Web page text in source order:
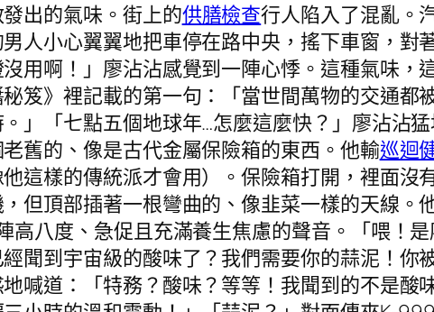
出的氣味。街上的供膳檢查行人陷入了混亂。
人小心翼翼地把車停在路中央，搖下車窗，對
用啊！」廖沾沾感覺到一陣心悸。這種氣味，
笈》裡記載的第一句：「當世間萬物的交通都
」「七點五個地球年…怎麼這麼快？」廖沾沾
舊的、像是古代金屬保險箱的東西。他輸巡迴
他這樣的傳統派才會用）。保險箱打開，裡面
但頂部插著一根彎曲的、像韭菜一樣的天線。
高八度、急促且充滿養生焦慮的聲音。「喂！
聞到宇宙級的酸味了？我們需要你的蒜泥！你
喊道：「特務？酸味？等等！我聞到的不是酸